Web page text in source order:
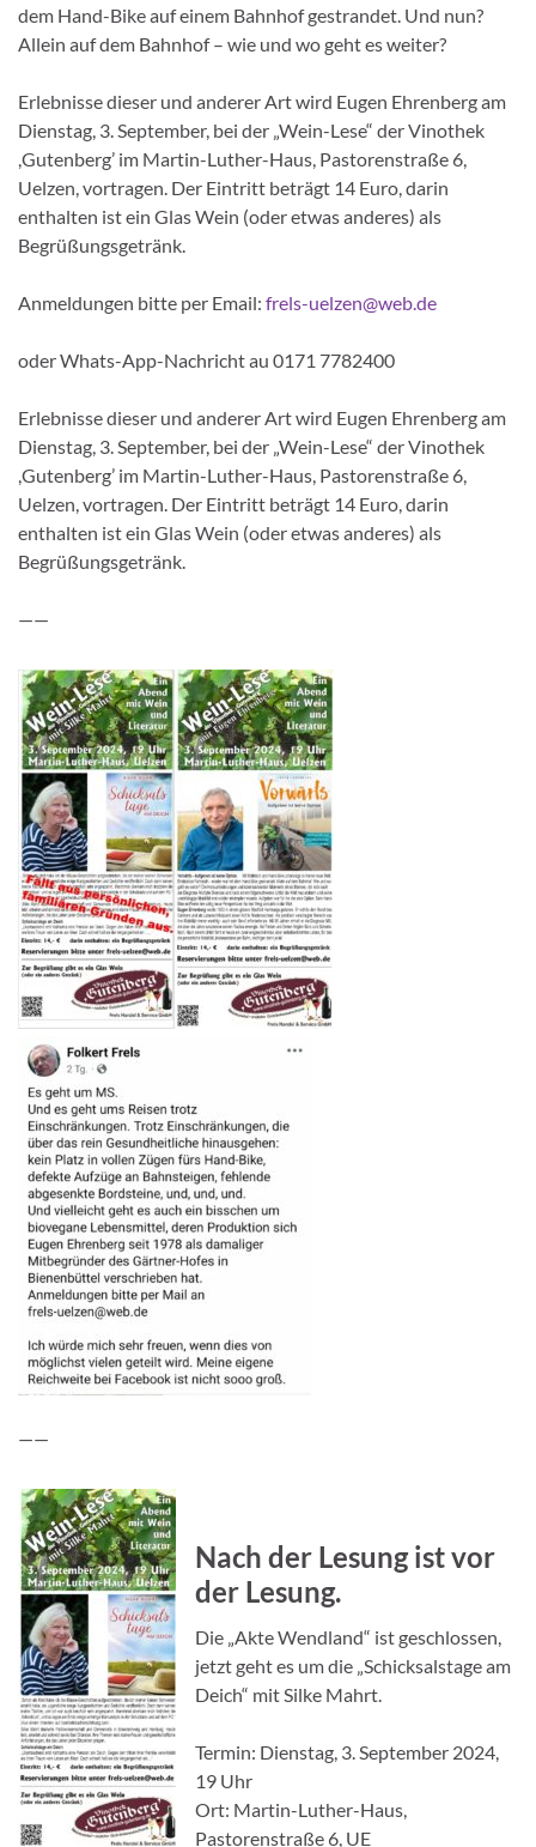
dem Hand-Bike auf einem Bahnhof gestrandet. Und nun?
Allein auf dem Bahnhof – wie und wo geht es weiter?
Erlebnisse dieser und anderer Art wird Eugen Ehrenberg am
Dienstag, 3. September, bei der „Wein-Lese“ der Vinothek
,Gutenberg’ im Martin-Luther-Haus, Pastorenstraße 6,
Uelzen, vortragen. Der Eintritt beträgt 14 Euro, darin
enthalten ist ein Glas Wein (oder etwas anderes) als
Begrüßungsgetränk.
Anmeldungen bitte per Email: frels-uelzen@web.de
oder Whats-App-Nachricht au 0171 7782400
Erlebnisse dieser und anderer Art wird Eugen Ehrenberg am
Dienstag, 3. September, bei der „Wein-Lese“ der Vinothek
,Gutenberg’ im Martin-Luther-Haus, Pastorenstraße 6,
Uelzen, vortragen. Der Eintritt beträgt 14 Euro, darin
enthalten ist ein Glas Wein (oder etwas anderes) als
Begrüßungsgetränk.
——
——
Nach der Lesung ist vor
der Lesung.
Die „Akte Wendland“ ist geschlossen,
jetzt geht es um die „Schicksalstage am
Deich“ mit Silke Mahrt.
Termin: Dienstag, 3. September 2024,
19 Uhr
Ort: Martin-Luther-Haus,
Pastorenstraße 6, UE